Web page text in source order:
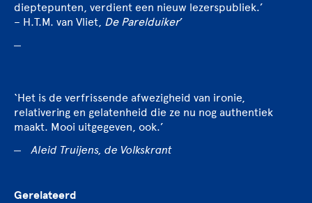
dieptepunten, verdient een nieuw lezerspubliek.’
– H.T.M. van Vliet, De Parelduiker’
‘Het is de verfrissende afwezigheid van ironie,
relativering en gelatenheid die ze nu nog authentiek
maakt. Mooi uitgegeven, ook.’
Aleid Truijens, de Volkskrant
Gerelateerd